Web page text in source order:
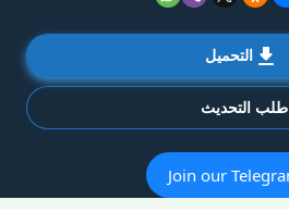
التحميل
طلب التحديث